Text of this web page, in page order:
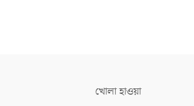
খোলা হাওয়া